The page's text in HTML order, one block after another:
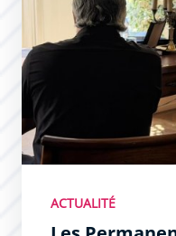
ACTUALITÉ